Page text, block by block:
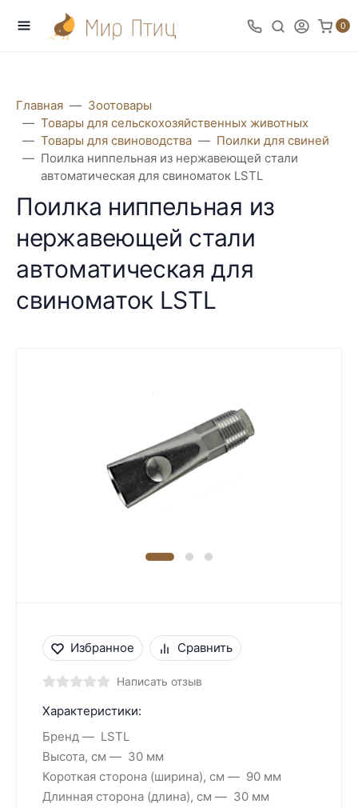
0
Главная
Зоотовары
Товары для сельскохозяйственных животных
Товары для свиноводства
Поилки для свиней
Поилка ниппельная из нержавеющей стали
автоматическая для свиноматок LSTL
Поилка ниппельная из
нержавеющей стали
автоматическая для
свиноматок LSTL
Избранное Сравнить
Написать отзыв
Характеристики:
Бренд
LSTL
Высота, см
30 мм
Короткая сторона (ширина), см
90 мм
Длинная сторона (длина), см
30 мм